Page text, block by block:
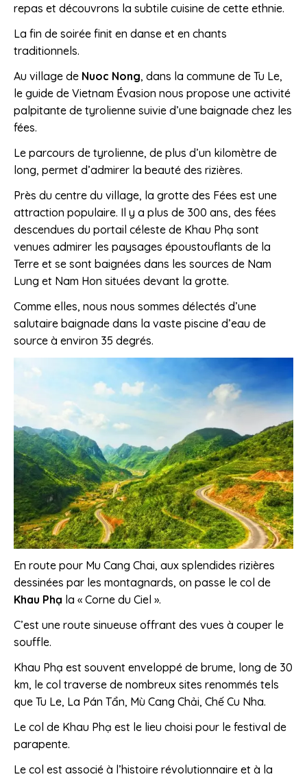
repas et découvrons la subtile cuisine de cette ethnie.
La fin de soirée finit en danse et en chants
traditionnels.
Au village de Nuoc Nong, dans la commune de Tu Le,
le guide de Vietnam Évasion nous propose une activité
palpitante de tyrolienne suivie d’une baignade chez les
fées.
Le parcours de tyrolienne, de plus d’un kilomètre de
long, permet d’admirer la beauté des rizières.
Près du centre du village, la grotte des Fées est une
attraction populaire. Il y a plus de 300 ans, des fées
descendues du portail céleste de Khau Phạ sont
venues admirer les paysages époustouflants de la
Terre et se sont baignées dans les sources de Nam
Lung et Nam Hon situées devant la grotte.
Comme elles, nous nous sommes délectés d’une
salutaire baignade dans la vaste piscine d’eau de
source à environ 35 degrés.
En route pour Mu Cang Chai, aux splendides rizières
dessinées par les montagnards, on passe le col de
Khau Phạ la « Corne du Ciel ».
C’est une route sinueuse offrant des vues à couper le
souffle.
Khau Phạ est souvent enveloppé de brume, long de 30
km, le col traverse de nombreux sites renommés tels
que Tu Le, La Pán Tẩn, Mù Cang Chải, Chế Cu Nha.
Le col de Khau Phạ est le lieu choisi pour le festival de
parapente.
Le col est associé à l’histoire révolutionnaire et à la